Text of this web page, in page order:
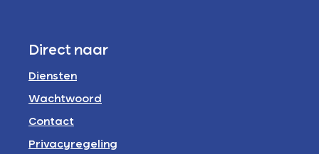
Direct naar
Diensten
Wachtwoord
Contact
Privacyregeling